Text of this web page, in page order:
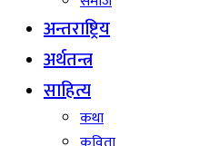
अन्तराष्ट्रिय
अर्थतन्त्र
साहित्य
कथा